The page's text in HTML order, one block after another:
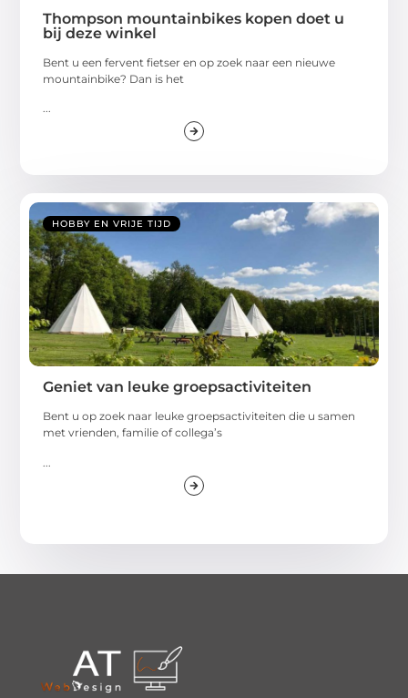
Thompson mountainbikes kopen doet u
bij deze winkel
Bent u een fervent fietser en op zoek naar een nieuwe
mountainbike? Dan is het
...
HOBBY EN VRIJE TIJD
Geniet van leuke groepsactiviteiten
Bent u op zoek naar leuke groepsactiviteiten die u samen
met vrienden, familie of collega’s